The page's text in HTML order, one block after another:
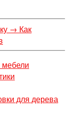
→ Как
мебели
для дерева